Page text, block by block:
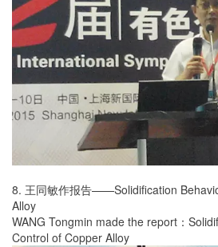
8. 王同敏作报告——Solidification
Alloy
WANG Tongmin made the report：
Control of Copper Alloy